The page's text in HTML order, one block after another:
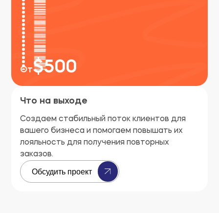
От$500
Что на выходе
Создаем стабильный поток клиентов для
вашего бизнеса и помогаем повышать их
лояльность для получения повторных
заказов.
Обсудить проект